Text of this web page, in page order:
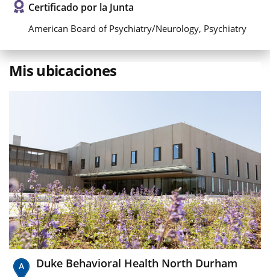
Certificado por la Junta
American Board of Psychiatry/Neurology, Psychiatry
Mis ubicaciones
Duke Behavioral Health North Durham